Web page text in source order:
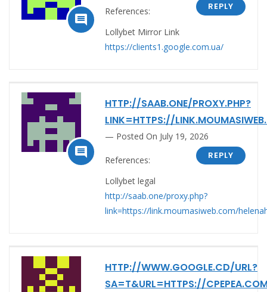

REPLY
References:
Lollybet Mirror Link
https://clients1.google.com.ua/

HTTP://SAAB.ONE/PROXY.PHP?
LINK=HTTPS://
Posted On July 19, 2026
REPLY
References:
Lollybet legal
http://saab.one/proxy.php?
link=https://link.moumasiweb.com/
HTTP://WWW.GOOGLE.CD/URL?
SA=T&URL=HTTPS://